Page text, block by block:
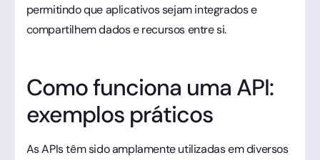
permitindo que aplicativos sejam integrados e
compartilhem dados e recursos entre si.
Como funciona uma API:
exemplos práticos
As APIs têm sido amplamente utilizadas em diversos